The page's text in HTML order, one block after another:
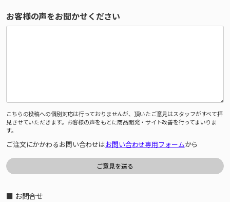
お客様の声をお聞かせください
こちらの投稿への個別対応は行っておりませんが、頂いたご意見はスタッフがすべて拝
見させていただきます。お客様の声をもとに商品開発・サイト改善を行ってまいりま
す。
ご注文にかかわるお問い合わせはお問い合わせ専用フォームから
■ お問合せ